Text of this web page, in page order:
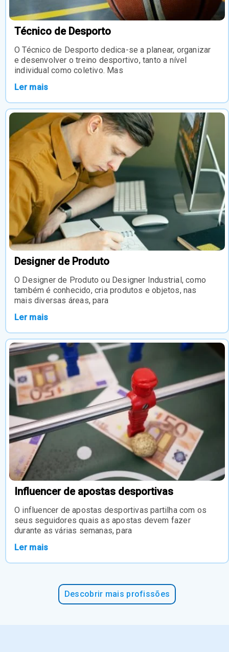
Técnico de Desporto
O Técnico de Desporto dedica-se a planear, organizar
e desenvolver o treino desportivo, tanto a nível
individual como coletivo. Mas
Ler mais
Designer de Produto
O Designer de Produto ou Designer Industrial, como
também é conhecido, cria produtos e objetos, nas
mais diversas áreas, para
Ler mais
Influencer de apostas desportivas
O influencer de apostas desportivas partilha com os
seus seguidores quais as apostas devem fazer
durante as várias semanas, para
Ler mais
Descobrir mais profissões